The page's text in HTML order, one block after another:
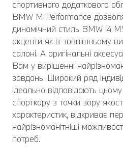
спортивного додаткового
BMW M Performance
динамічний стиль BMW i4
акценти як в зовнішньому
салоні. А оригінальні
Вам у вирішенні
завдань. Широкий ряд
ідеально відповідають
спорткару з точки зору
характеристик, відкриває
найрізноманітніші
потреб.